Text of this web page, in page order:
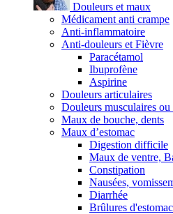
Douleurs et maux
Médicament anti crampe
Anti-inflammatoire
Anti-douleurs et Fièvre
Paracétamol
Ibuprofène
Aspirine
Douleurs articulaires
Douleurs musculaires ou
Maux de bouche, dents
Maux d’estomac
Digestion difficile
Maux de ventre,
Constipation
Nausées,
Diarrhée
Brûlures d'estomac